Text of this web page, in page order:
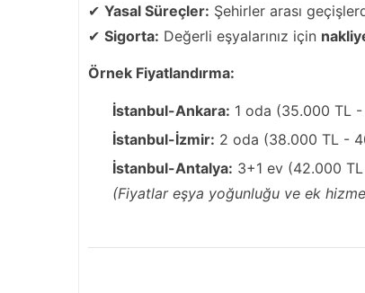
✔ Yasal Süreçler: Şehirler arası
✔ Sigorta: Değerli eşyalarınız için
Örnek Fiyatlandırma:
İstanbul-Ankara: 1 oda (35.000 TL -
İstanbul-İzmir: 2 oda (38.000 TL -
İstanbul-Antalya: 3+1 ev (42.000
(Fiyatlar eşya yoğunluğu ve ek